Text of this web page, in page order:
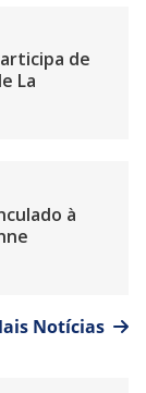
de
La
à
Notícias